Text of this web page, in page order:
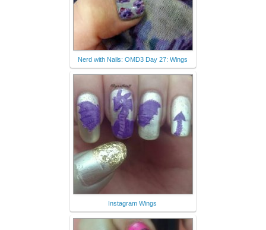
Nerd with Nails: OMD3 Day 27: Wings
Instagram Wings